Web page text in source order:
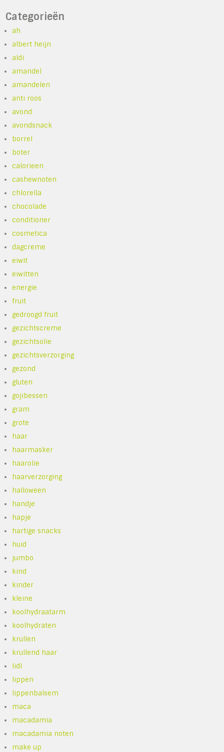
Categorieën
ah
albert heijn
aldi
amandel
amandelen
anti roos
avond
avondsnack
borrel
boter
calorieen
cashewnoten
chlorella
chocolade
conditioner
cosmetica
dagcreme
eiwit
eiwitten
energie
fruit
gedroogd fruit
gezichtscreme
gezichtsolie
gezichtsverzorging
gezond
gluten
gojibessen
gram
grote
haar
haarmasker
haarolie
haarverzorging
halloween
handje
hapje
hartige snacks
huid
jumbo
kind
kinder
kleine
koolhydraatarm
koolhydraten
krullen
krullend haar
lidl
lippen
lippenbalsem
maca
macadamia
macadamia noten
make up